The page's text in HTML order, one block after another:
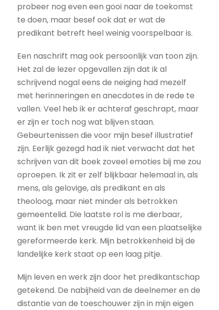
probeer nog even een gooi naar de toekomst
te doen, maar besef ook dat er wat de
predikant betreft heel weinig voorspelbaar is.
Een naschrift mag ook persoonlijk van toon zijn.
Het zal de lezer opgevallen zijn dat ik al
schrijvend nogal eens de neiging had mezelf
met herinneringen en anecdotes in de rede te
vallen. Veel heb ik er achteraf geschrapt, maar
er zijn er toch nog wat blijven staan.
Gebeurtenissen die voor mijn besef illustratief
zijn. Eerlijk gezegd had ik niet verwacht dat het
schrijven van dit boek zoveel emoties bij me zou
oproepen. Ik zit er zelf blijkbaar helemaal in, als
mens, als gelovige, als predikant en als
theoloog, maar niet minder als betrokken
gemeentelid. Die laatste rol is me dierbaar,
want ik ben met vreugde lid van een plaatselijke
gereformeerde kerk. Mijn betrokkenheid bij de
landelijke kerk staat op een laag pitje.
Mijn leven en werk zijn door het predikantschap
getekend. De nabijheid van de deelnemer en de
distantie van de toeschouwer zijn in mijn eigen